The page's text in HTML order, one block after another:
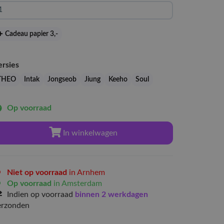
Cadeau papier 3,-
Intak Jongseob Jiung Keeho Soul
Op voorraad
In winkelwagen
Niet op voorraad in Arnhem
Op voorraad in Amsterdam
Indien op voorraad binnen 2 werkdagen